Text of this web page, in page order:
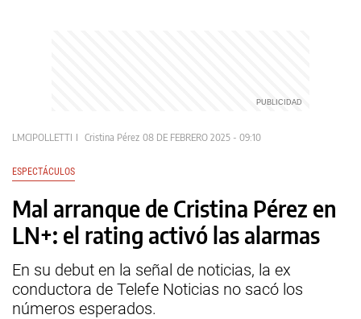
LMCIPOLLETTI Cristina Pérez 08 DE FEBRERO 2025 - 09:10
ESPECTÁCULOS
Mal arranque de Cristina Pérez en
LN+: el rating activó las alarmas
En su debut en la señal de noticias, la ex
conductora de Telefe Noticias no sacó los
números esperados.